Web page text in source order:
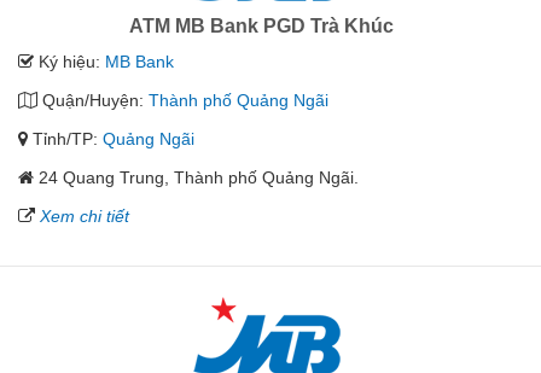
ATM MB Bank PGD Trà Khúc
Ký hiệu: MB Bank
Quận/Huyện: Thành phố Quảng Ngãi
Tỉnh/TP: Quảng Ngãi
24 Quang Trung, Thành phố Quảng Ngãi.
Xem chi tiết